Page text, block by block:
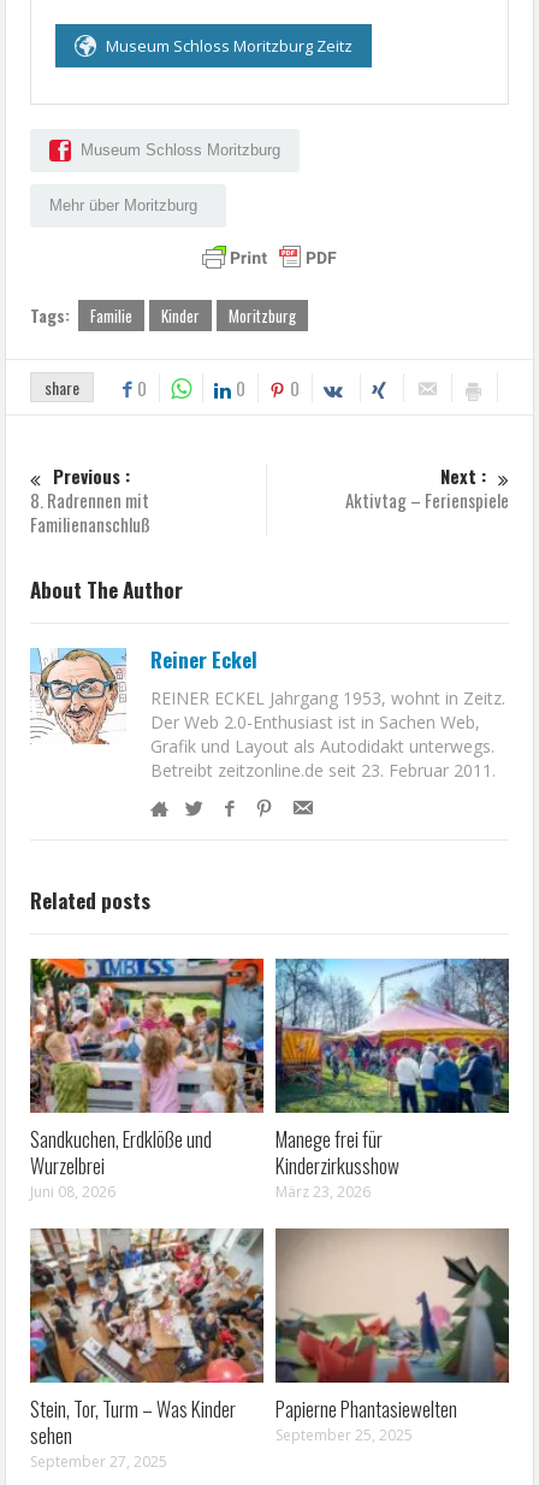
Museum Schloss Moritzburg Zeitz
Museum Schloss Moritzburg
Mehr über Moritzburg
Tags: Familie Kinder Moritzburg
share 0 0 0
Previous :
8. Radrennen mit
Familienanschluß
Next :
Aktivtag – Ferienspiele
About The Author
Reiner Eckel
REINER ECKEL Jahrgang 1953, wohnt in Zeitz.
Der Web 2.0-Enthusiast ist in Sachen Web,
Grafik und Layout als Autodidakt unterwegs.
Betreibt zeitzonline.de seit 23. Februar 2011.
Related posts
Sandkuchen, Erdklöße und
Wurzelbrei
Juni 08, 2026
Manege frei für
Kinderzirkusshow
März 23, 2026
Stein, Tor, Turm – Was Kinder
sehen
September 27, 2025
Papierne Phantasiewelten
September 25, 2025